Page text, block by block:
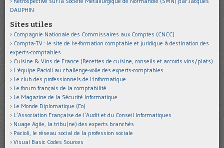
DAUPHIN
Sites utiles
Compagnie Nationale des Commissaires aux Comptes (CNCC)
Compta-TV : le site de l'e-formation comptable et juridique à destination des
experts-comptables
Cuisine & Vins de France (Recettes de cuisine, conseils et accords vins/plats)
L'équipe Pacioli au challenge-voile des experts-comptables
Le club des professionnels de l'informatique
Le forum français de la comptabilité
Le Magazine de la Sécurité Informatique
Le Monde Diplomatique (Eo)
L’Association Française de l’Audit et du Conseil Informatiques
Nuage Agile, la tribu(ne) des experts branchés
Pacioli, le réseau social de la profession sociale
Visual Basic Codes Sources